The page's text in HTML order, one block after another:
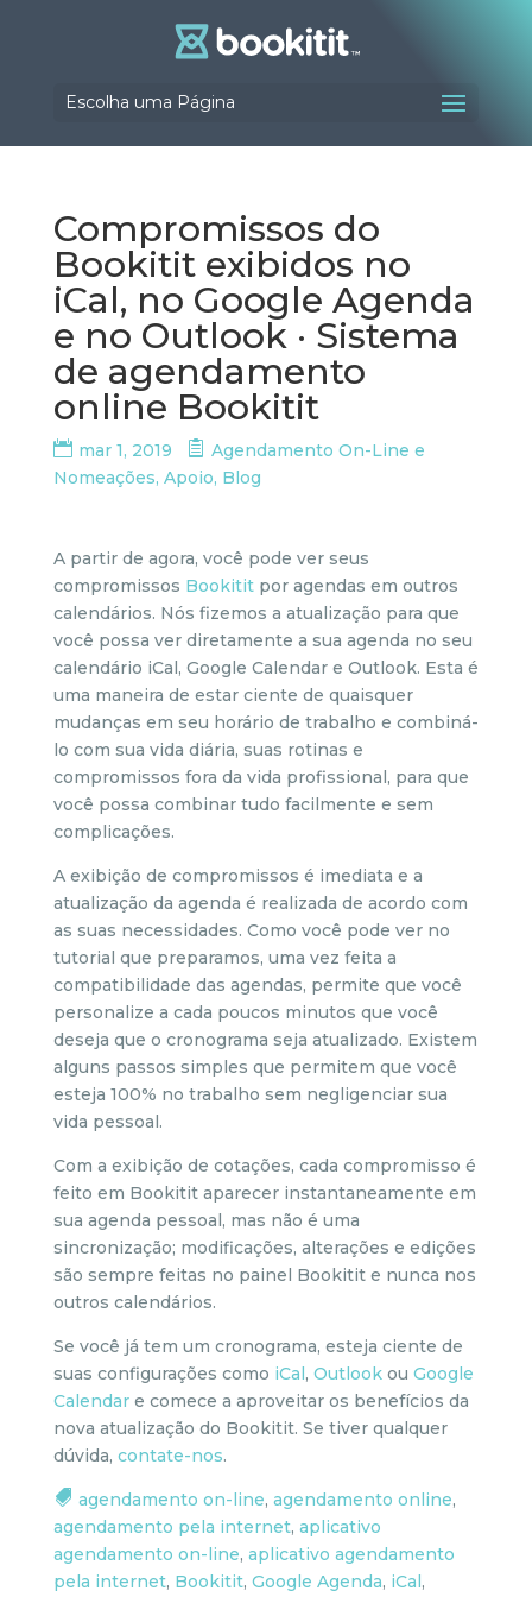
Escolha uma Página
Compromissos do
Bookitit exibidos no
iCal, no Google Agenda
e no Outlook · Sistema
de agendamento
online Bookitit
mar 1, 2019
Agendamento On-Line e
Nomeações, Apoio, Blog
A partir de agora, você pode ver seus
compromissos Bookitit por agendas em outros
calendários. Nós fizemos a atualização para que
você possa ver diretamente a sua agenda no seu
calendário iCal, Google Calendar e Outlook. Esta é
uma maneira de estar ciente de quaisquer
mudanças em seu horário de trabalho e combiná-
lo com sua vida diária, suas rotinas e
compromissos fora da vida profissional, para que
você possa combinar tudo facilmente e sem
complicações.
A exibição de compromissos é imediata e a
atualização da agenda é realizada de acordo com
as suas necessidades. Como você pode ver no
tutorial que preparamos, uma vez feita a
compatibilidade das agendas, permite que você
personalize a cada poucos minutos que você
deseja que o cronograma seja atualizado. Existem
alguns passos simples que permitem que você
esteja 100% no trabalho sem negligenciar sua
vida pessoal.
Com a exibição de cotações, cada compromisso é
feito em Bookitit aparecer instantaneamente em
sua agenda pessoal, mas não é uma
sincronização; modificações, alterações e edições
são sempre feitas no painel Bookitit e nunca nos
outros calendários.
Se você já tem um cronograma, esteja ciente de
suas configurações como iCal, Outlookou Google
Calendare comece a aproveitar os benefícios da
nova atualização do Bookitit. Se tiver qualquer
dúvida, contate-nos.
agendamento on-line, agendamento online,
agendamento pela internet, aplicativo
agendamento on-line, aplicativo agendamento
pela internet, Bookitit, Google Agenda, iCal,